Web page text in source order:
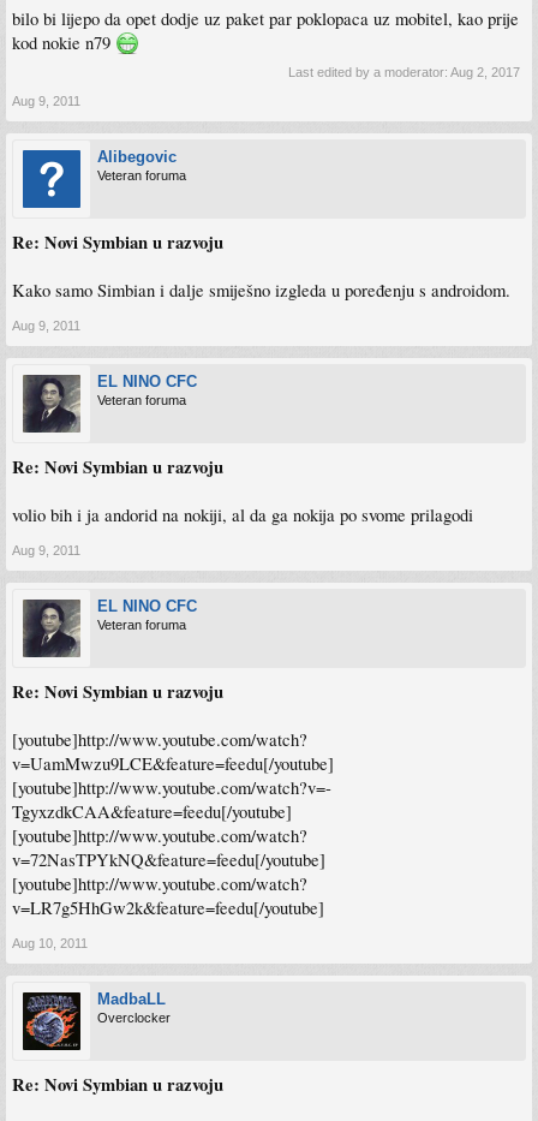
bilo bi lijepo da opet dodje uz paket par poklopaca uz mobitel, kao prije
kod nokie n79
Last edited by a moderator: Aug 2, 2017
Aug 9, 2011
Alibegovic
Veteran foruma
Re: Novi Symbian u razvoju
Kako samo Simbian i dalje smiješno izgleda u poređenju s androidom.
Aug 9, 2011
EL NINO CFC
Veteran foruma
Re: Novi Symbian u razvoju
volio bih i ja andorid na nokiji, al da ga nokija po svome prilagodi
Aug 9, 2011
EL NINO CFC
Veteran foruma
Re: Novi Symbian u razvoju
[youtube]http://www.youtube.com/watch?
v=UamMwzu9LCE&feature=feedu[/youtube]
[youtube]http://www.youtube.com/watch?v=-
TgyxzdkCAA&feature=feedu[/youtube]
[youtube]http://www.youtube.com/watch?
v=72NasTPYkNQ&feature=feedu[/youtube]
[youtube]http://www.youtube.com/watch?
v=LR7g5HhGw2k&feature=feedu[/youtube]
Aug 10, 2011
MadbaLL
Overclocker
Re: Novi Symbian u razvoju